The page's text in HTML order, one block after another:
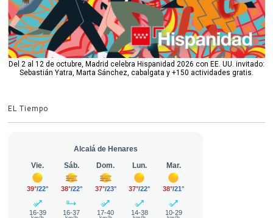
Del 2 al 12 de octubre, Madrid celebra Hispanidad 2026 con EE. UU. invitado:
Sebastián Yatra, Marta Sánchez, cabalgata y +150 actividades gratis.
EL Tiempo